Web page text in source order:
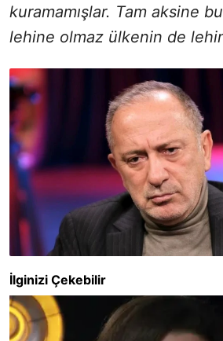
kuramamışlar. Tam aksine
lehine olmaz ülkenin de